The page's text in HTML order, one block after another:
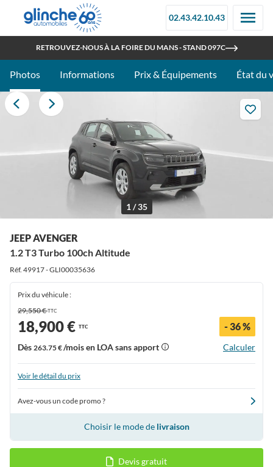
02.43.42.10.43
RETROUVEZ-NOUS À LA FOIRE DU MANS - STAND 097C
OUVERT TOUT L'ÉTÉ
Photos Informations Prix & Équipements État du
1 / 35
JEEP AVENGER
1.2 T3 Turbo 100ch Altitude
Réf. 49917 - GLI00035636
Prix du véhicule :
29,550 €TTC
18,900 € TTC - 36 %
Dès 263.75 €/mois en LOA sans apport Calculer
Voir le détail du prix
Avez-vous un code promo ?
Choisir le mode de livraison
Devis gratuit